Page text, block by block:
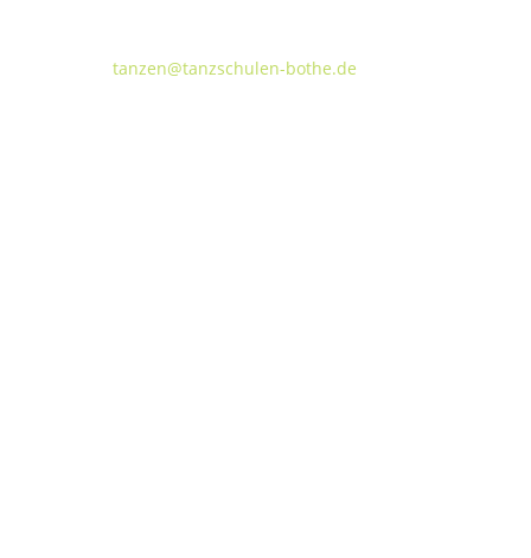
tanzen@tanzschulen-bothe.de